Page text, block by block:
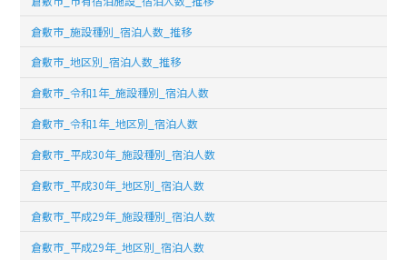
倉敷市_施設種別_宿泊人数_推移
倉敷市_地区別_宿泊人数_推移
倉敷市_令和1年_施設種別_宿泊人数
倉敷市_令和1年_地区別_宿泊人数
倉敷市_平成30年_施設種別_宿泊人数
倉敷市_平成30年_地区別_宿泊人数
倉敷市_平成29年_施設種別_宿泊人数
倉敷市_平成29年_地区別_宿泊人数